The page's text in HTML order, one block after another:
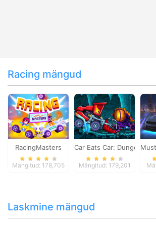
Racing mängud
RacingMasters
Mängitud: 178,705
Car Eats Car: Dungeon
Mängitud: 179,201
Laskmine mängud